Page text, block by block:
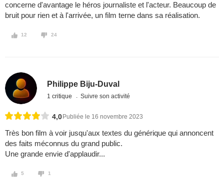
concerne d'avantage le héros journaliste et l'acteur. Beaucoup de
bruit pour rien et à l'arrivée, un film terne dans sa réalisation.
12 24
Philippe Biju-Duval
1 critique Suivre son activité
4,0 Publiée le 16 novembre 2023
Très bon film à voir jusqu'aux textes du générique qui annoncent
des faits méconnus du grand public.
Une grande envie d'applaudir...
5 1